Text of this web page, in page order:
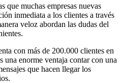
que muchas empresas nuevas
inmediata a los clientes a través
veloz abordan las dudas del
con más de 200.000 clientes en
una enorme ventaja contar con una
que hacen llegar los